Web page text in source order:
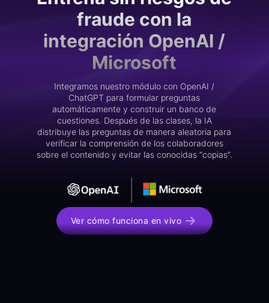
fraude con la
integración OpenAI /
Microsoft
Integramos nuestro módulo con OpenAI /
ChatGPT para formular preguntas
automáticamente y construir un banco de
cuestiones. Después de las clases, la IA
distribuye las preguntas de manera aleatoria para
verificar la comprensión de los colaboradores
sobre el contenido y evitar las conocidas “copias”.
Ver cómo funciona en vivo